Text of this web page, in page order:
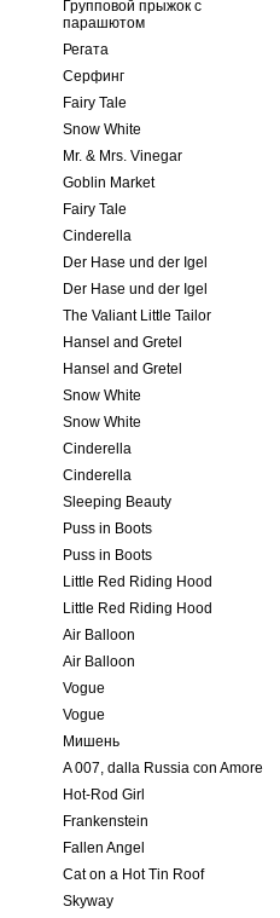
Групповой прыжок с
парашютом
Регата
Серфинг
Fairy Tale
Snow White
Mr. & Mrs. Vinegar
Goblin Market
Fairy Tale
Cinderella
Der Hase und der Igel
Der Hase und der Igel
The Valiant Little Tailor
Hansel and Gretel
Hansel and Gretel
Snow White
Snow White
Cinderella
Cinderella
Sleeping Beauty
Puss in Boots
Puss in Boots
Little Red Riding Hood
Little Red Riding Hood
Air Balloon
Air Balloon
Vogue
Vogue
Мишень
A 007, dalla Russia con Amore
Hot-Rod Girl
Frankenstein
Fallen Angel
Cat on a Hot Tin Roof
Skyway